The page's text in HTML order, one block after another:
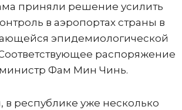
приняли решение усилить
в аэропортах страны в
эпидемиологической
распоряжение
Фам Мин Чинь.
в республике уже несколько